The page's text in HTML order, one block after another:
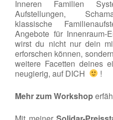
Inneren Familien
Aufstellungen,
klassische
Angebote für Innenraum-
wirst du nicht nur dein
erforschen können,
weitere Facetten deines
neugierig, auf DICH
!
Mehr zum Workshop